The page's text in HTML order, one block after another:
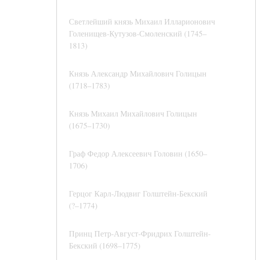
Светлейший князь Михаил Илларионович
Голенищев-Кутузов-Смоленский (1745–
1813)
Князь Александр Михайлович Голицын
(1718–1783)
Князь Михаил Михайлович Голицын
(1675–1730)
Граф Федор Алексеевич Головин (1650–
1706)
Герцог Карл-Людвиг Голштейн-Бекский
(?–1774)
Принц Петр-Август-Фридрих Голштейн-
Бекский (1698–1775)